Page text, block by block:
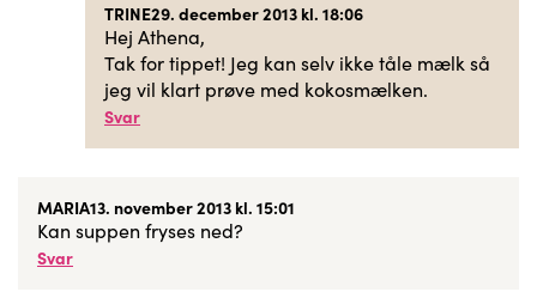
TRINE29. december 2013 kl. 18:06
Hej Athena,
Tak for tippet! Jeg kan selv ikke tåle mælk så
jeg vil klart prøve med kokosmælken.
Svar
MARIA13. november 2013 kl. 15:01
Kan suppen fryses ned?
Svar